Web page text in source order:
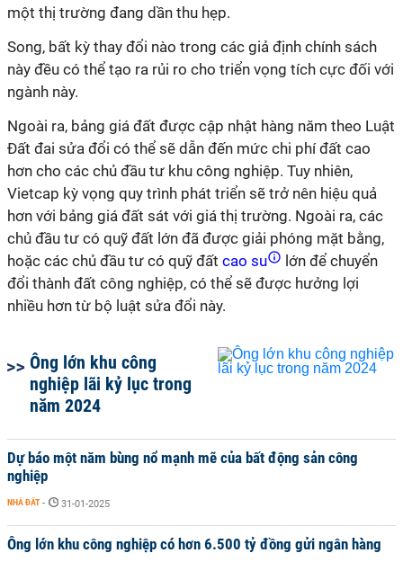
một thị trường đang dần thu hẹp.
Song, bất kỳ thay đổi nào trong các giả định chính sách
này đều có thể tạo ra rủi ro cho triển vọng tích cực đối với
ngành này.
Ngoài ra, bảng giá đất được cập nhật hàng năm theo Luật
Đất đai sửa đổi có thể sẽ dẫn đến mức chi phí đất cao
hơn cho các chủ đầu tư khu công nghiệp. Tuy nhiên,
Vietcap kỳ vọng quy trình phát triển sẽ trở nên hiệu quả
hơn với bảng giá đất sát với giá thị trường. Ngoài ra, các
chủ đầu tư có quỹ đất lớn đã được giải phóng mặt bằng,
hoặc các chủ đầu tư có quỹ đất cao su
lớn để chuyển
đổi thành đất công nghiệp, có thể sẽ được hưởng lợi
nhiều hơn từ bộ luật sửa đổi này.
Ông lớn khu công
nghiệp lãi kỷ lục trong
năm 2024
Dự báo một năm bùng nổ mạnh mẽ của bất động sản công
nghiệp
NHÀ ĐẤT - 31-01-2025
Ông lớn khu công nghiệp có hơn 6.500 tỷ đồng gửi ngân hàng